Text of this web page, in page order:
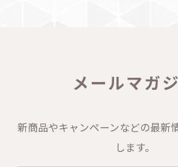
メールマガ
新商品やキャンペーンなどの最新
します。